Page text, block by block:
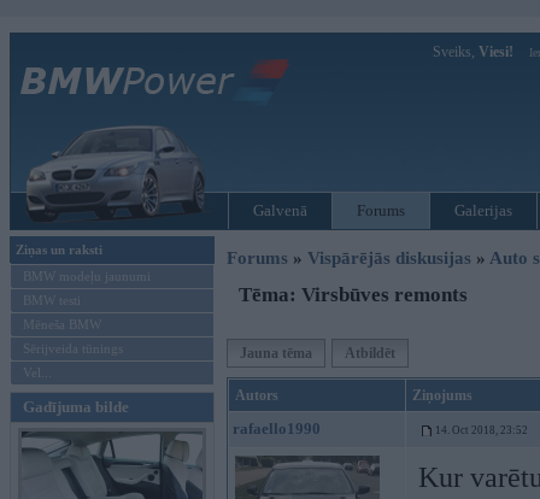
Sveiks, Viesi!
Galvenā Forums Galerijas
Ziņas un raksti
BMW modeļu jaunumi
BMW testi
Mēneša BMW
Sērijveida tūnings
Vel...
Gadījuma bilde
Forums » Vispārējās diskusijas » Auto
Tēma: Virsbūves remonts
Jauna tēma Atbildēt
Autors Ziņojums
rafaello1990 14. Oct 2018, 23:52
Kur